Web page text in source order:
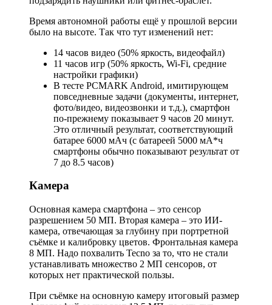
Время автономной работы ещё у прошлой версии
было на высоте. Так что тут изменений нет:
14 часов видео (50% яркость, видеофайл)
11 часов игр (50% яркость, Wi-Fi, средние
настройки графики)
В тесте PCMARK Android, имитирующем
повседневные задачи (документы, интернет,
фото/видео, видеозвонки и т.д.), смартфон
по-прежнему показывает 9 часов 20 минут.
Это отличный результат, соответствующий
батарее 6000 мАч (с батареей 5000 мА*ч
смартфоны обычно показывают результат от
7 до 8.5 часов)
Камера
Основная камера смартфона – это сенсор
разрешением 50 МП. Вторая камера – это ИИ-
камера, отвечающая за глубину при портретной
съёмке и калибровку цветов. Фронтальная камера
8 МП. Надо похвалить Tecno за то, что не стали
устанавливать множество 2 МП сенсоров, от
которых нет практической пользы.
При съёмке на основную камеру итоговый размер